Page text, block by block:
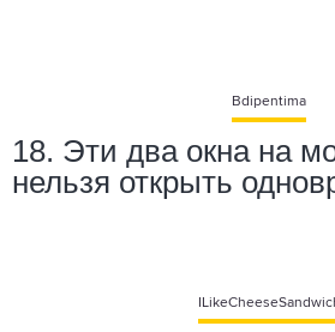
Bdipentima
18. Эти два окна на
нельзя открыть